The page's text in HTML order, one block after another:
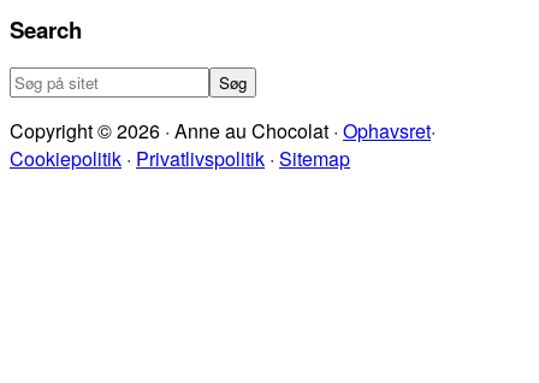
Search
Søg
sitet
Copyright © 2026 · Anne au Chocolat · Ophavsret·
Cookiepolitik · Privatlivspolitik · Sitemap